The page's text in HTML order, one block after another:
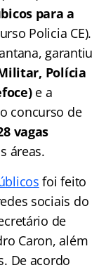
para a
Policia CE).
garantiu
Polícia
e a
concurso de
vagas
áreas.
foi feito
sociais do
de
Caron, além
De acordo